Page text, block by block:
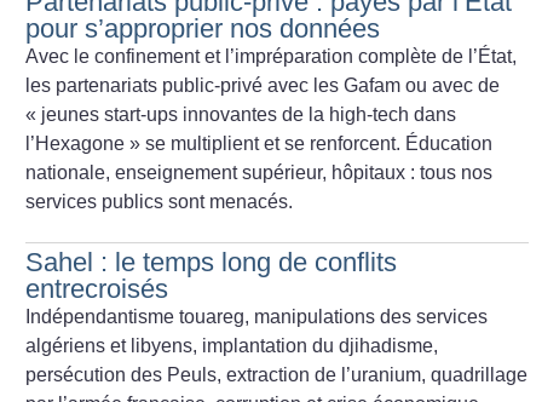
pour s’approprier nos données
Avec le confinement et l’impréparation complète de l’État,
les partenariats public-privé avec les Gafam ou avec de
« jeunes start-ups innovantes de la high-tech dans
l’Hexagone » se multiplient et se renforcent. Éducation
nationale, enseignement supérieur, hôpitaux : tous nos
services publics sont menacés.
Sahel : le temps long de conflits
entrecroisés
Indépendantisme touareg, manipulations des services
algériens et libyens, implantation du djihadisme,
persécution des Peuls, extraction de l’uranium, quadrillage